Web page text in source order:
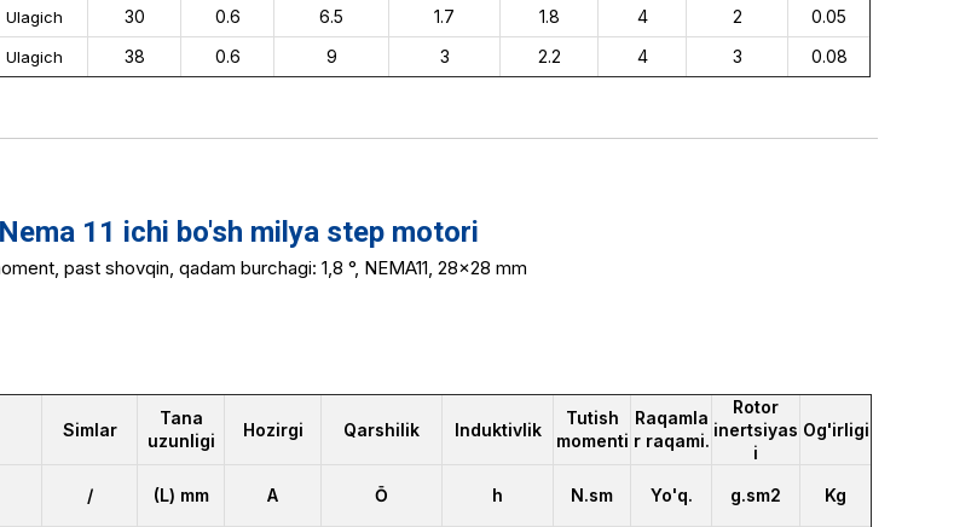
Ulagich 30 0.6 6.5 1.7 1.8 4 2
0.05
Ulagich 38 0.6 9 3 2.2 4 3 0.08
11 ichi bo'sh milya step motori
past shovqin, qadam burchagi: 1,8 °, NEMA11, 28x28 mm
Simlar
Tana
uzunligi
Hozirgi Qarshilik Induktivlik
Tutish
momenti
Raqamla
r raqami.
Rotor
inertsiyas
i
Og'irligi
/ (L) mm A Ō h N.sm Yo'q. g.sm2 Kg